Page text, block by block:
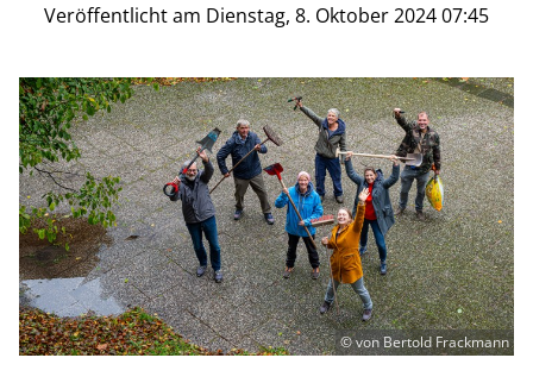
Veröffentlicht am Dienstag, 8. Oktober 2024 07:45
© von Bertold Frackmann